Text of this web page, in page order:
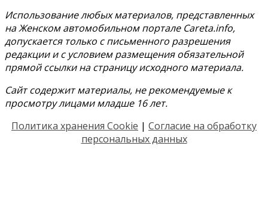
Использование любых материалов, представленных
на Женском автомобильном портале Careta.info,
допускается только с письменного разрешения
редакции и с условием размещения обязательной
прямой ссылки на страницу исходного материала.
Сайт содержит материалы, не рекомендуемые к
просмотру лицами младше 16 лет.
Политика хранения Cookie | Согласие на обработку
персональных данных